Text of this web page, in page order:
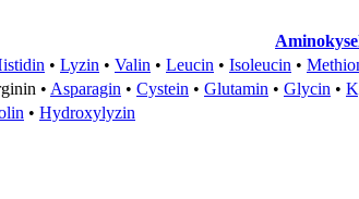
• Lyzin • Valin • Leucin • Isoleucin •
• Asparagin • Cystein • Glutamin • Glycin •
• Hydroxylyzin